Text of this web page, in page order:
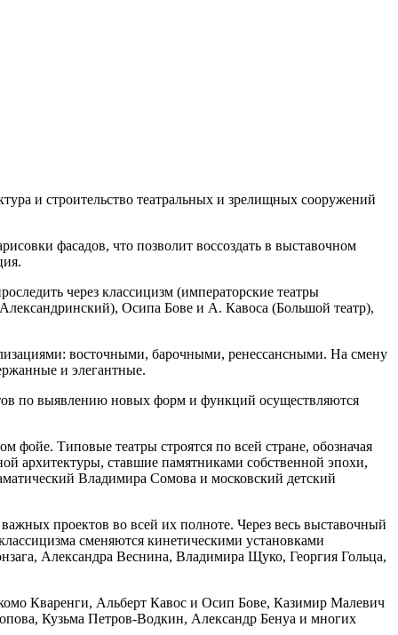
и строительство театральных и зрелищных сооружений
фасадов, что позволит воссоздать в выставочном
через классицизм (императорские театры
Осипа Бове и А. Кавоса (Большой театр),
восточными, барочными, ренессансными. На смену
и элегантные.
по выявлению новых форм и функций осуществляются
Типовые театры строятся по всей стране, обозначая
архитектуры, ставшие памятниками собственной эпохи,
Владимира Сомова и московский детский
проектов во всей их полноте. Через весь выставочный
сменяются кинетическими установками
Александра Веснина, Владимира Щуко, Георгия Гольца,
Кваренги, Альберт Кавос и Осип Бове, Казимир Малевич
Кузьма Петров-Водкин, Александр Бенуа и многих